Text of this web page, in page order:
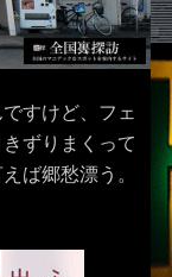
すけど、フェ
ずりまくって
ば郷愁漂う。